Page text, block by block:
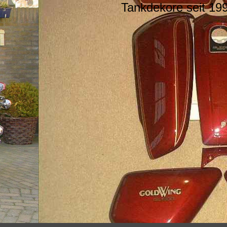
Tankdekore seit